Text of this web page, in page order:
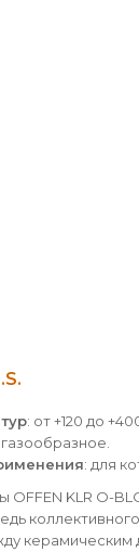
: от +120 до
газообразное.
: для
KLR O-
керамическим